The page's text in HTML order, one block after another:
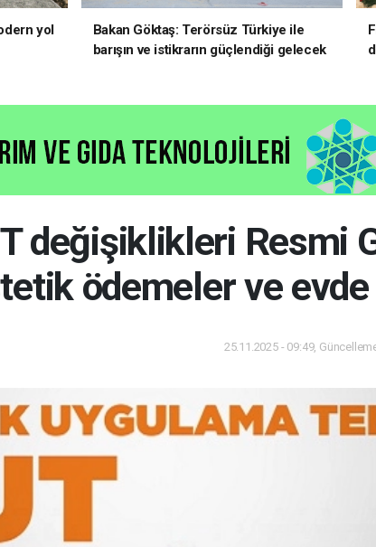
yol
Bakan Göktaş: Terörsüz Türkiye ile
barışın ve istikrarın güçlendiği gelecek
değişiklikleri Resmi
ödemeler ve evde
25.11.2025 - 09:49,